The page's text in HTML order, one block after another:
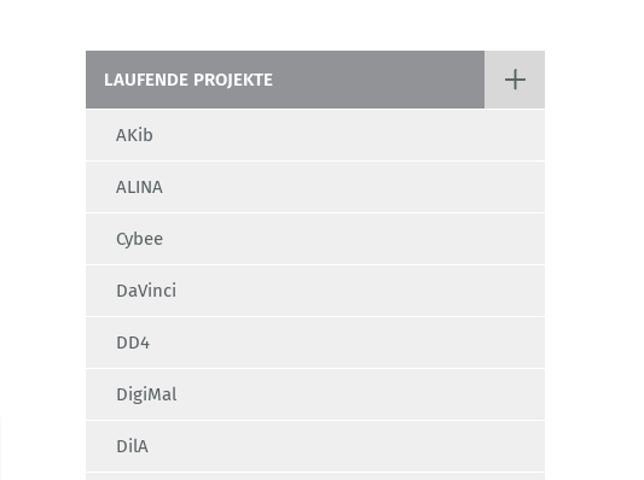
LAUFENDE PROJEKTE
AKib
ALINA
Cybee
DaVinci
DD4
DigiMal
DilA